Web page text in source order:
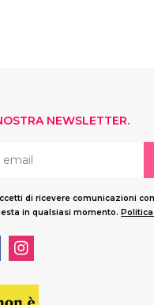
NEWSLETTER.
di ricevere comunicazioni
in qualsiasi momento.